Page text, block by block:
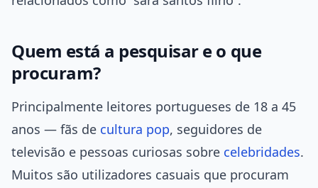
Quem está a pesquisar e o que
procuram?
Principalmente leitores portugueses de 18 a 45
anos — fãs de cultura pop, seguidores de
televisão e pessoas curiosas sobre celebridades.
Muitos são utilizadores casuais que procuram